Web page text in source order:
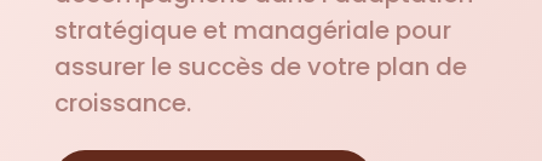
stratégique et managériale pour
assurer le succès de votre plan de
croissance.